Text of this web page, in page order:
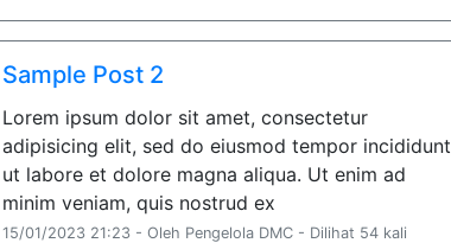
Sample Post 2
Lorem ipsum dolor sit amet, consectetur
adipisicing elit, sed do eiusmod tempor incididunt
ut labore et dolore magna aliqua. Ut enim ad
minim veniam, quis nostrud ex
15/01/2023 21:23 - Oleh Pengelola DMC - Dilihat 54 kali